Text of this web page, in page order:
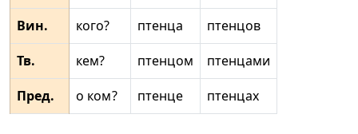
Вин.
кого? птенца
птенцов
Тв.
кем? птенцом
птенцами
Пред.
о ком? птенце птенцах